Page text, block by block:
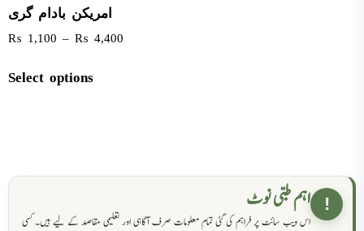
امریکن بادام گری
₨ 1,100 – ₨ 4,400
Select options
! اہم طبی نوٹ
اس ویب سائٹ پر فراہم کی گئی تمام معلومات صرف آگاہی اور تعلیمی مقاصد کے لیے ہیں۔ کسی